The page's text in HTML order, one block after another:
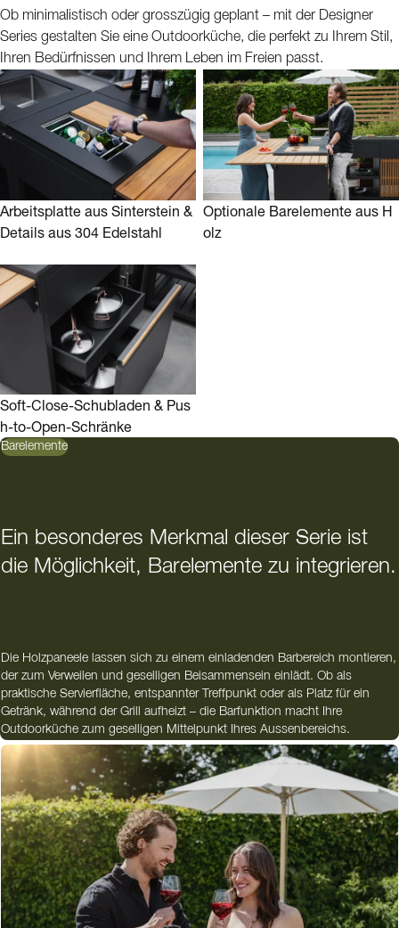
Ob minimalistisch oder grosszügig geplant – mit der Designer
Series gestalten Sie eine Outdoorküche, die perfekt zu Ihrem Stil,
Ihren Bedürfnissen und Ihrem Leben im Freien passt.
Arbeitsplatte aus Sinterstein &
Details aus 304 Edelstahl
Optionale Barelemente aus H
olz
Soft-Close-Schubladen & Pus
h-to-Open-Schränke
Barelemente
Ein besonderes Merkmal dieser Serie ist
die Möglichkeit, Barelemente zu integrieren.
Die Holzpaneele lassen sich zu einem einladenden Barbereich montieren,
der zum Verweilen und geselligen Beisammensein einlädt. Ob als
praktische Servierfläche, entspannter Treffpunkt oder als Platz für ein
Getränk, während der Grill aufheizt – die Barfunktion macht Ihre
Outdoorküche zum geselligen Mittelpunkt Ihres Aussenbereichs.